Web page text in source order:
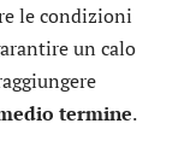
le condizioni
un calo
termine.